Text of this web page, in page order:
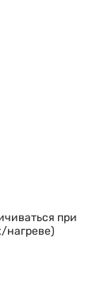
при
нагреве)